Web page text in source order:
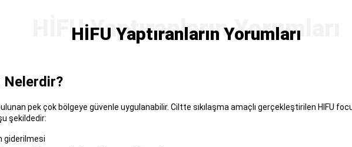
HİFU Yaptıranların Yorumları
Nelerdir?
pek çok bölgeye güvenle uygulanabilir. Ciltte sıkılaşma amaçlı gerçekleştirilen HIFU
şekildedir:
giderilmesi